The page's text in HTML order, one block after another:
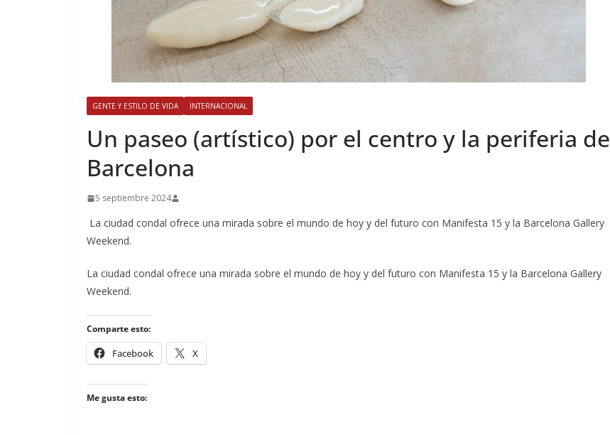
GENTE Y ESTILO DE VIDA INTERNACIONAL
​Un paseo (artístico) por el centro y la periferia de
Barcelona
5 septiembre 2024
La ciudad condal ofrece una mirada sobre el mundo de hoy y del futuro con Manifesta 15 y la Barcelona Gallery
Weekend.
​La ciudad condal ofrece una mirada sobre el mundo de hoy y del futuro con Manifesta 15 y la Barcelona Gallery
Weekend.
Comparte esto:
Facebook X
Me gusta esto: